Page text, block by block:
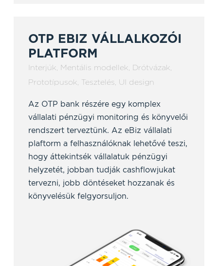
OTP EBIZ VÁLLALKOZÓI
PLATFORM
Interjúk, Mentális modellek, Drótvázak,
Prototípusok, Tesztelés, UI design
Az OTP bank részére egy komplex
vállalati pénzügyi monitoring és könyvelői
rendszert terveztünk. Az eBiz vállalati
plaftorm a felhasználóknak lehetővé teszi,
hogy áttekintsék vállalatuk pénzügyi
helyzetét, jobban tudják cashflowjukat
tervezni, jobb döntéseket hozzanak és
könyvelésük felgyorsuljon.